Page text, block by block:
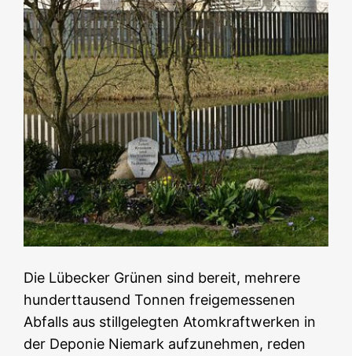
Die Lübecker Grünen sind bereit, mehrere
hunderttausend Tonnen freigemessenen
Abfalls aus stillgelegten Atomkraftwerken in
der Deponie Niemark aufzunehmen, reden